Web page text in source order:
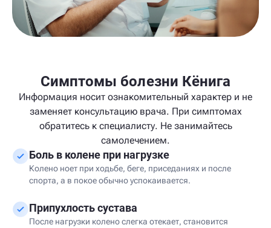
Симптомы болезни Кёнига
Информация носит ознакомительный характер и не
заменяет консультацию врача. При симптомах
обратитесь к специалисту. Не занимайтесь
самолечением.
Боль в колене при нагрузке
Колено ноет при ходьбе, беге, приседаниях и после
спорта, а в покое обычно успокаивается.
Припухлость сустава
После нагрузки колено слегка отекает, становится